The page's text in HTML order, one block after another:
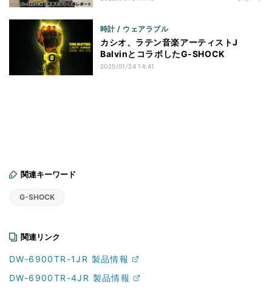
時計 / ウェアラブル
カシオ、ラテン音楽アーティストJ
BalvinとコラボしたG-SHOCK
2025/01/24 14:41
関連キーワード
G-SHOCK
関連リンク
DW-6900TR-1JR 製品情報
DW-6900TR-4JR 製品情報